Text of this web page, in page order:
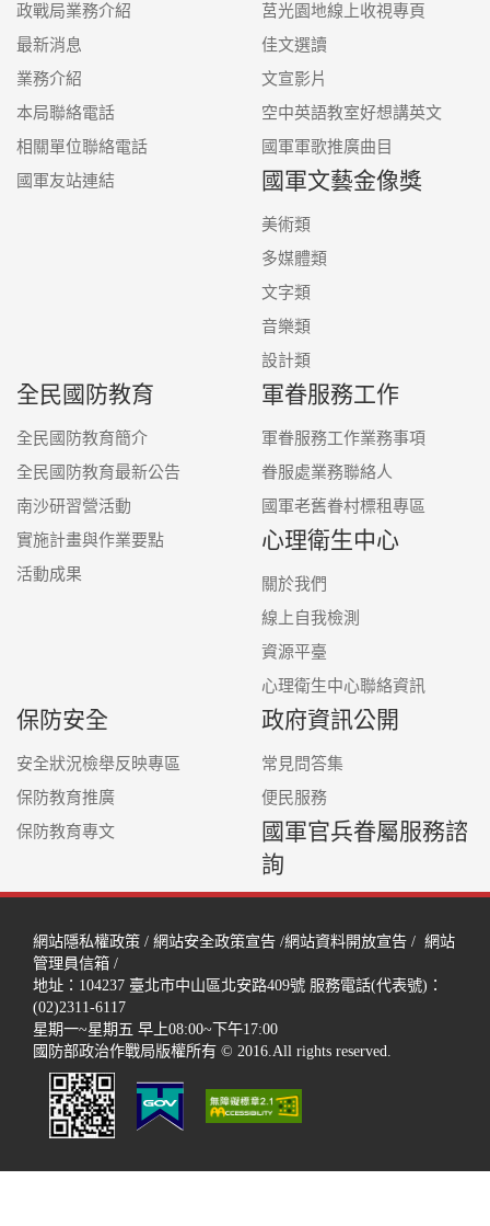
政戰局業務介紹
最新消息
業務介紹
本局聯絡電話
相關單位聯絡電話
國軍友站連結
莒光園地線上收視專頁
佳文選讀
文宣影片
空中英語教室好想講英文
國軍軍歌推廣曲目
國軍文藝金像獎
美術類
多媒體類
文字類
音樂類
設計類
全民國防教育
全民國防教育簡介
全民國防教育最新公告
南沙研習營活動
實施計畫與作業要點
活動成果
軍眷服務工作
軍眷服務工作業務事項
眷服處業務聯絡人
國軍老舊眷村標租專區
心理衛生中心
關於我們
線上自我檢測
資源平臺
心理衛生中心聯絡資訊
保防安全
安全狀況檢舉反映專區
保防教育推廣
保防教育專文
政府資訊公開
常見問答集
便民服務
國軍官兵眷屬服務諮
詢
網站隱私權政策 / 網站安全政策宣告 /網站資料開放宣告 / 網站
管理員信箱 /
地址：104237 臺北市中山區北安路409號 服務電話(代表號)：
(02)2311-6117
星期一~星期五 早上08:00~下午17:00
國防部政治作戰局版權所有 © 2016.All rights reserved.